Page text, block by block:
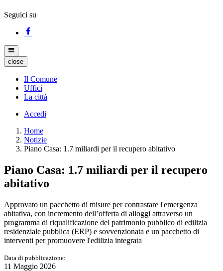
Seguici su
close
Il Comune
Uffici
La città
Accedi
Home
Notizie
Piano Casa: 1.7 miliardi per il recupero abitativo
Piano Casa: 1.7 miliardi per il recupero
abitativo
Approvato un pacchetto di misure per contrastare l'emergenza
abitativa, con incremento dell’offerta di alloggi attraverso un
programma di riqualificazione del patrimonio pubblico di edilizia
residenziale pubblica (ERP) e sovvenzionata e un pacchetto di
interventi per promuovere l'edilizia integrata
Data di pubblicazione:
11 Maggio 2026